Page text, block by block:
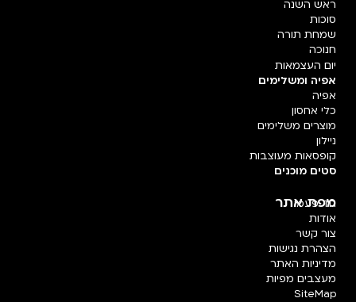
ראש השנה
סוכות
שמחת תורה
חנוכה
יום העצמאות
אפיה ומשלימים
אפיה
כלי אחסון
מוצרים משלימים
ניילון
קופסאות מעוצבות
סטים מוכנים
מפת אתר
חד פעמי
אודות
צור קשר
הצהרת נגישות
מדיניות האתר
מעצבים מפיות
SiteMap